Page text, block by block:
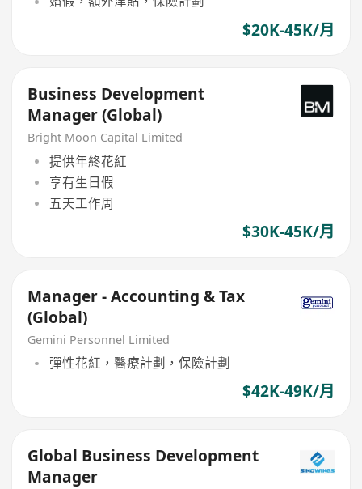
$20K-45K/月
Business Development
Manager (Global)
Bright Moon Capital Limited
提供年終花紅
享有生日假
五天工作周
$30K-45K/月
Manager - Accounting & Tax
(Global)
Gemini Personnel Limited
彈性花紅，醫療計劃，保險計劃
$42K-49K/月
Global Business Development
Manager